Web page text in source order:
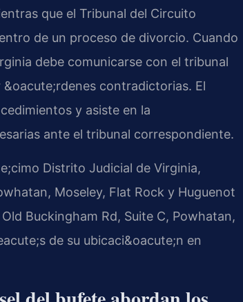
que el Tribunal del Circuito
de un proceso de divorcio. Cuando
debe comunicarse con el tribunal
contradictorias. El
y asiste en la
ante el tribunal correspondiente.
Distrito Judicial de Virginia,
Moseley, Flat Rock y Huguenot
Buckingham Rd, Suite C, Powhatan,
de su ubicaci&oacute;n en